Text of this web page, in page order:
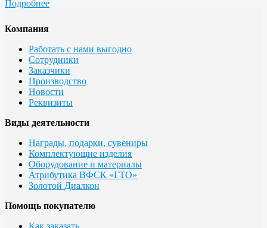
Подробнее
Компания
Работать с нами выгодно
Сотрудники
Заказчики
Производство
Новости
Реквизиты
Виды деятельности
Награды, подарки, сувениры
Комплектующие изделия
Оборудование и материалы
Атрибутика ВФСК «ГТО»
Золотой Диалкон
Помощь покупателю
Как заказать